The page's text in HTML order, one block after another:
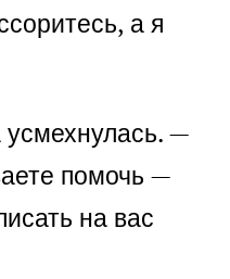
а я
—
помочь —
на вас